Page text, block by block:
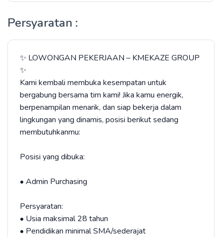
Persyaratan :
✨ LOWONGAN PEKERJAAN – KMEKAZE GROUP
✨
Kami kembali membuka kesempatan untuk
bergabung bersama tim kami! Jika kamu energik,
berpenampilan menarik, dan siap bekerja dalam
lingkungan yang dinamis, posisi berikut sedang
membutuhkanmu:
Posisi yang dibuka:
• Admin Purchasing
Persyaratan:
• Usia maksimal 28 tahun
• Pendidikan minimal SMA/sederajat